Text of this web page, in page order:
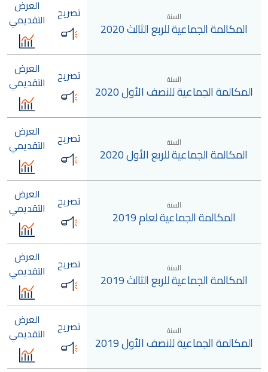
السنة
المكالمة الجماعية للربع الثالث 2020
تصريح
العرض
التقديمي
السنة
المكالمة الجماعية للنصف الأول 2020
تصريح
العرض
التقديمي
السنة
المكالمة الجماعية للربع الأول 2020
تصريح
العرض
التقديمي
السنة
المكالمة الجماعية لعام 2019
تصريح
العرض
التقديمي
السنة
المكالمة الجماعية للربع الثالث 2019
تصريح
العرض
التقديمي
السنة
المكالمة الجماعية للنصف الأول 2019
تصريح
العرض
التقديمي